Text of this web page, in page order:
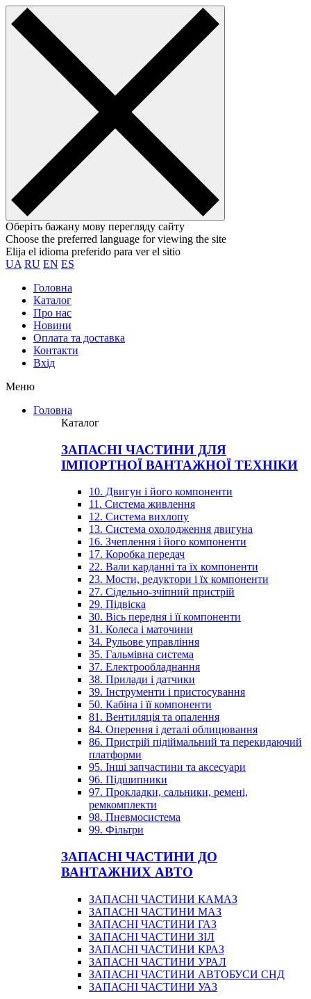
Оберіть бажану мову перегляду сайту
Choose the preferred language for viewing the site
Elija el idioma preferido para ver el sitio
UA RU EN ES
Головна
Каталог
Про нас
Новини
Оплата та доставка
Контакти
Вхiд
Меню
Головна
Каталог
ЗАПАСНІ ЧАСТИНИ ДЛЯ
ІМПОРТНОЇ ВАНТАЖНОЇ ТЕХНІКИ
10. Двигун і його компоненти
11. Система живлення
12. Система вихлопу
13. Система охолодження двигуна
16. Зчеплення і його компоненти
17. Коробка передач
22. Вали карданні та їх компоненти
23. Мости, редуктори і їх компоненти
27. Сідельно-зчіпний пристрій
29. Підвіска
30. Вісь передня і її компоненти
31. Колеса і маточини
34. Рульове управління
35. Гальмівна система
37. Електрообладнання
38. Прилади і датчики
39. Інструменти і пристосування
50. Кабіна і її компоненти
81. Вентиляція та опалення
84. Оперення і деталі облицювання
86. Пристрій підіймальний та перекидаючий
платформи
95. Інші запчастини та аксесуари
96. Підшипники
97. Прокладки, сальники, ремені,
ремкомплекти
98. Пневмосистема
99. Фільтри
ЗАПАСНІ ЧАСТИНИ ДО
ВАНТАЖНИХ АВТО
ЗАПАСНІ ЧАСТИНИ КАМАЗ
ЗАПАСНІ ЧАСТИНИ МАЗ
ЗАПАСНІ ЧАСТИНИ ГАЗ
ЗАПАСНІ ЧАСТИНИ ЗІЛ
ЗАПАСНІ ЧАСТИНИ КРАЗ
ЗАПАСНІ ЧАСТИНИ УРАЛ
ЗАПАСНІ ЧАСТИНИ АВТОБУСИ СНД
ЗАПАСНІ ЧАСТИНИ УАЗ